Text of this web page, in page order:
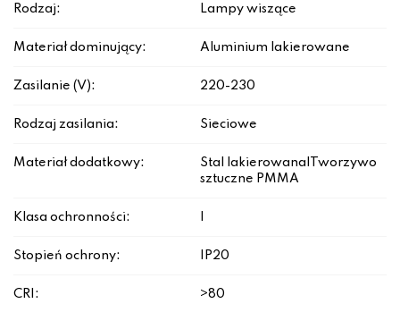
Rodzaj: Lampy wiszące
Materiał dominujący: Aluminium lakierowane
Zasilanie (V): 220-230
Rodzaj zasilania: Sieciowe
Materiał dodatkowy:
Stal lakierowana|Tworzywo
sztuczne PMMA
Klasa ochronności:
Stopień ochrony: IP20
CRI: >80